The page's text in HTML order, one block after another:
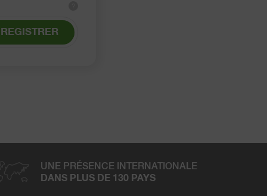
UNE PRÉSENCE INTERNATIONALE
DANS PLUS DE 130 PAYS